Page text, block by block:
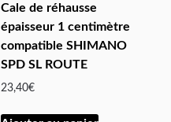
Cale de réhausse
épaisseur 1 centimètre
compatible SHIMANO
SPD SL ROUTE
23,40€